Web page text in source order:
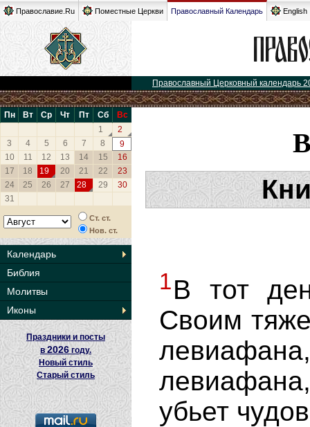
Православие.Ru Поместные Церкви Православный Календарь English
Православный Церковный календарь
Пн Вт Ср Чт Пт Сб
Вс
1
2
3
4 5 6 7 8
9
10
11 12 13 14 15
16
17
18 19 20 21 22
23
24
25 26 27 28 29
30
31
Ст. ст.
Нов. ст.
Календарь
Библия
Молитвы
Иконы
Праздники и посты
в2026 году.
Новый стиль
Старый стиль
1В тот
Своим
убьет